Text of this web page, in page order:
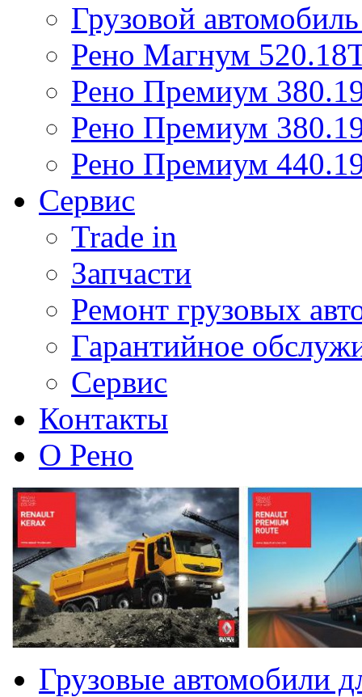
Грузовой
Рено Магнум
Рено Премиум
Рено Премиум
Рено Премиум
Сервис
Trade in
Запчасти
Ремонт грузовых
Гарантийное
Сервис
Контакты
О Рено
Грузовые автомобили